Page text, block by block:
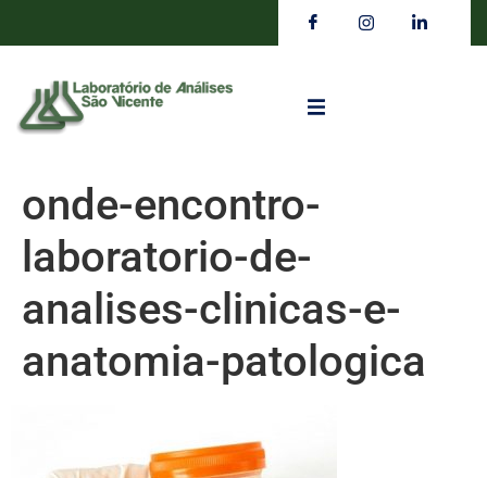
onde-encontro-
laboratorio-de-
analises-clinicas-e-
anatomia-patologica